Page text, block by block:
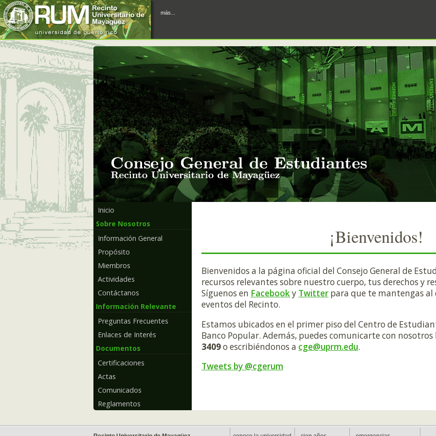
más...
Inicio
Sobre Nosotros
Información General
Propósito
Miembros
Actividades
Contáctanos
Información Relevante
Preguntas Frecuentes
Enlaces de Interés
Documentos
Certificaciones
Actas
Comunicados
Reglamentos
¡Bienvenidos!
Bienvenidos a la página oficial del Consejo General de
recursos relevantes sobre nuestro cuerpo, tus derechos y
Síguenos en Facebooky Twitter para que te mantengas al
eventos del Recinto.
Estamos ubicados en el primer piso del Centro de
Banco Popular. Además, puedes comunicarte con
3409o escribiéndonos a cge@uprm.edu.
Tweets by @cgerum